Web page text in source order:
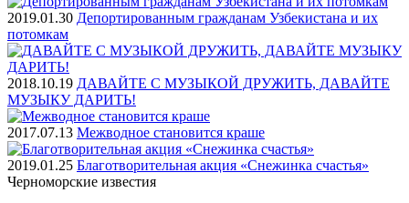
2019.01.30 Депортированным гражданам Узбекистана и их
потомкам
2018.10.19 ДАВАЙТЕ С МУЗЫКОЙ ДРУЖИТЬ, ДАВАЙТЕ
МУЗЫКУ ДАРИТЬ!
2017.07.13 Межводное становится краше
2019.01.25 Благотворительная акция «Снежинка счастья»
Черноморские известия